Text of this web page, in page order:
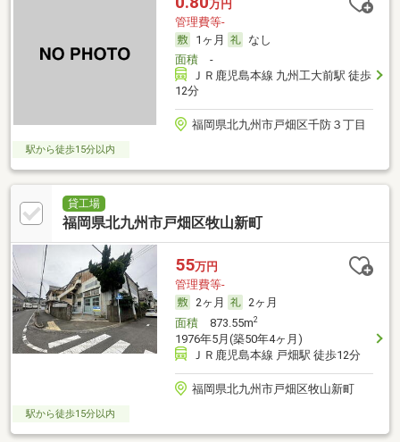
万円
管理費等-
1ヶ月
なし
面積-
ＪＲ鹿児島本線 九州工大前駅 徒歩
12分
福岡県北九州市戸畑区千防３丁目
駅から徒歩15分以内
貸工場
福岡県北九州市戸畑区牧山新町
55万円
管理費等-
2ヶ月
2ヶ月
面積873.55m2
1976年5月(築50年4ヶ月)
ＪＲ鹿児島本線 戸畑駅 徒歩12分
福岡県北九州市戸畑区牧山新町
駅から徒歩15分以内